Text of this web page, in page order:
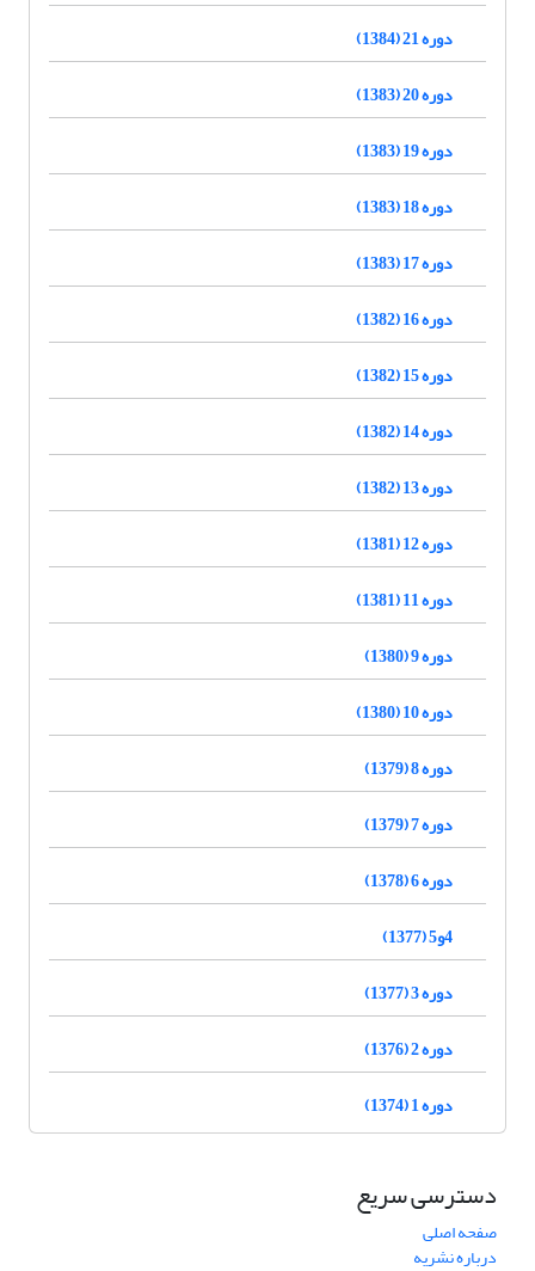
دوره 21 (1384)
دوره 20 (1383)
دوره 19 (1383)
دوره 18 (1383)
دوره 17 (1383)
دوره 16 (1382)
دوره 15 (1382)
دوره 14 (1382)
دوره 13 (1382)
دوره 12 (1381)
دوره 11 (1381)
دوره 9 (1380)
دوره 10 (1380)
دوره 8 (1379)
دوره 7 (1379)
دوره 6 (1378)
4و5 (1377)
دوره 3 (1377)
دوره 2 (1376)
دوره 1 (1374)
دسترسی سریع
صفحه اصلی
درباره نشریه